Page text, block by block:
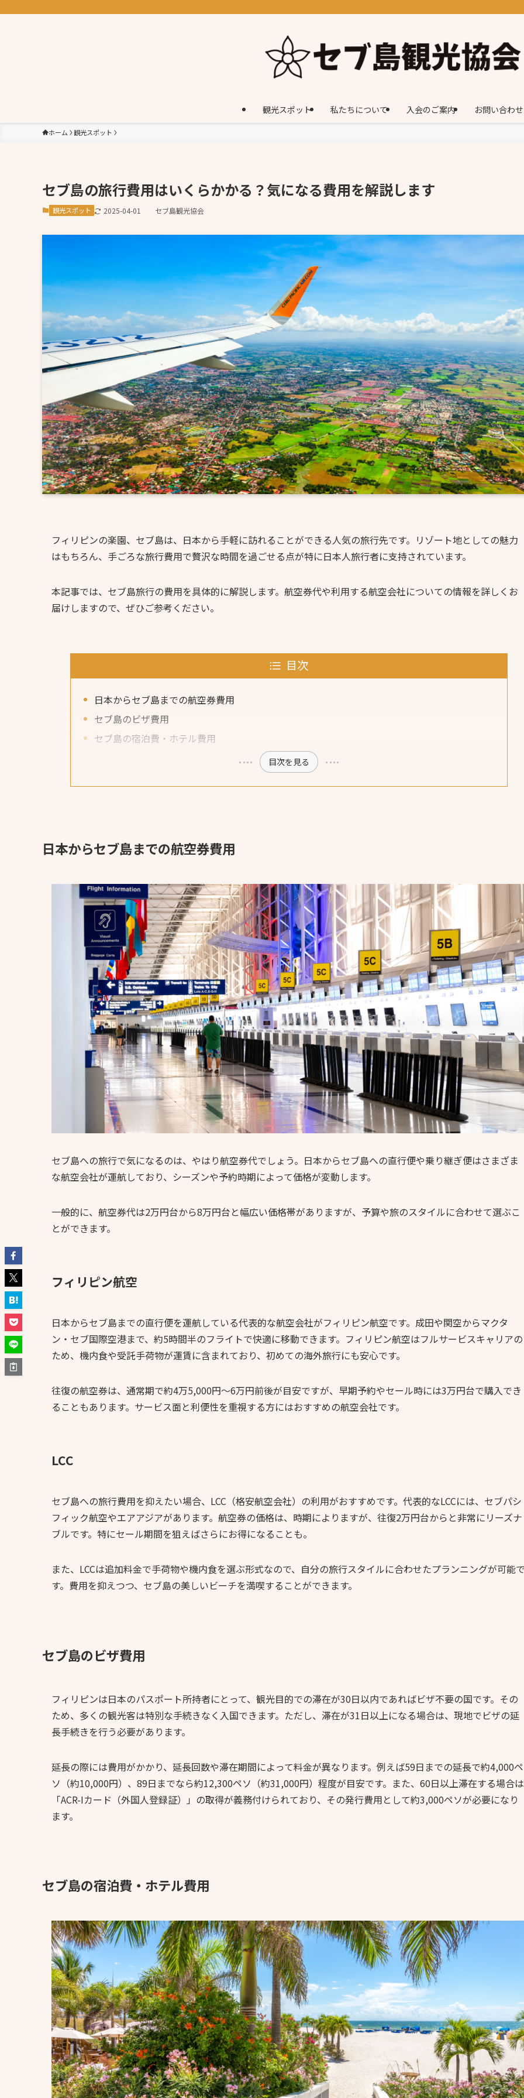
観光スポット 私たちについて 入会のご案内 お問い合わせ
ホーム 観光スポット
セブ島の旅行費用はいくらかかる？気になる費用を解説します
観光スポット 2025-04-01 セブ島観光協会
フィリピンの楽園、セブ島は、日本から手軽に訪れることができる人気の旅行先です。リゾート地としての魅力
はもちろん、手ごろな旅行費用で贅沢な時間を過ごせる点が特に日本人旅行者に支持されています。
本記事では、セブ島旅行の費用を具体的に解説します。航空券代や利用する航空会社についての情報を詳しくお
届けしますので、ぜひご参考ください。
目次
日本からセブ島までの航空券費用
セブ島のビザ費用
セブ島の宿泊費・ホテル費用
目次を見る
日本からセブ島までの航空券費用
セブ島への旅行で気になるのは、やはり航空券代でしょう。日本からセブ島への直行便や乗り継ぎ便はさまざま
な航空会社が運航しており、シーズンや予約時期によって価格が変動します。
一般的に、航空券代は2万円台から8万円台と幅広い価格帯がありますが、予算や旅のスタイルに合わせて選ぶこ
とができます。
フィリピン航空
日本からセブ島までの直行便を運航している代表的な航空会社がフィリピン航空です。成田や関空からマクタ
ン・セブ国際空港まで、約5時間半のフライトで快適に移動できます。フィリピン航空はフルサービスキャリアの
ため、機内食や受託手荷物が運賃に含まれており、初めての海外旅行にも安心です。
往復の航空券は、通常期で約4万5,000円〜6万円前後が目安ですが、早期予約やセール時には3万円台で購入でき
ることもあります。サービス面と利便性を重視する方にはおすすめの航空会社です。
LCC
セブ島への旅行費用を抑えたい場合、LCC（格安航空会社）の利用がおすすめです。代表的なLCCには、セブパシ
フィック航空やエアアジアがあります。航空券の価格は、時期によりますが、往復2万円台からと非常にリーズナ
ブルです。特にセール期間を狙えばさらにお得になることも。
また、LCCは追加料金で手荷物や機内食を選ぶ形式なので、自分の旅行スタイルに合わせたプランニングが可能
す。費用を抑えつつ、セブ島の美しいビーチを満喫することができます。
セブ島のビザ費用
フィリピンは日本のパスポート所持者にとって、観光目的での滞在が30日以内であればビザ不要の国です。その
ため、多くの観光客は特別な手続きなく入国できます。ただし、滞在が31日以上になる場合は、現地でビザの延
長手続きを行う必要があります。
延長の際には費用がかかり、延長回数や滞在期間によって料金が異なります。例えば59日までの延長で約4,000ペ
ソ（約10,000円）、89日までなら約12,300ペソ（約31,000円）程度が目安です。また、60日以上滞在する場合は
「ACR-Iカード（外国人登録証）」の取得が義務付けられており、その発行費用として約3,000ペソが必要になり
ます。
セブ島の宿泊費・ホテル費用